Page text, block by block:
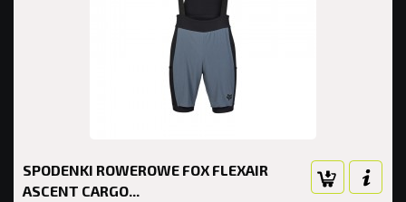
SPODENKI ROWEROWE FOX FLEXAIR
ASCENT CARGO...